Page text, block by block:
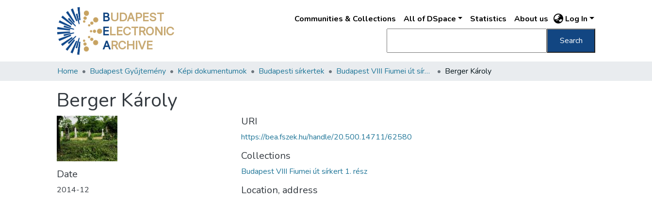
BUDAPEST
ELECTRONIC
ARCHIVE
Communities & Collections All of DSpace Statistics About us Log In
Search
Home Budapest Gyűjtemény Képi dokumentumok Budapesti sírkertek Budapest VIII Fiumei út sírkert 1. rész Berger Károly
Berger Károly
Date
2014-12
URI
https://bea.fszek.hu/handle/20.500.14711/62580
Collections
Budapest VIII Fiumei út sírkert 1. rész
Location, address